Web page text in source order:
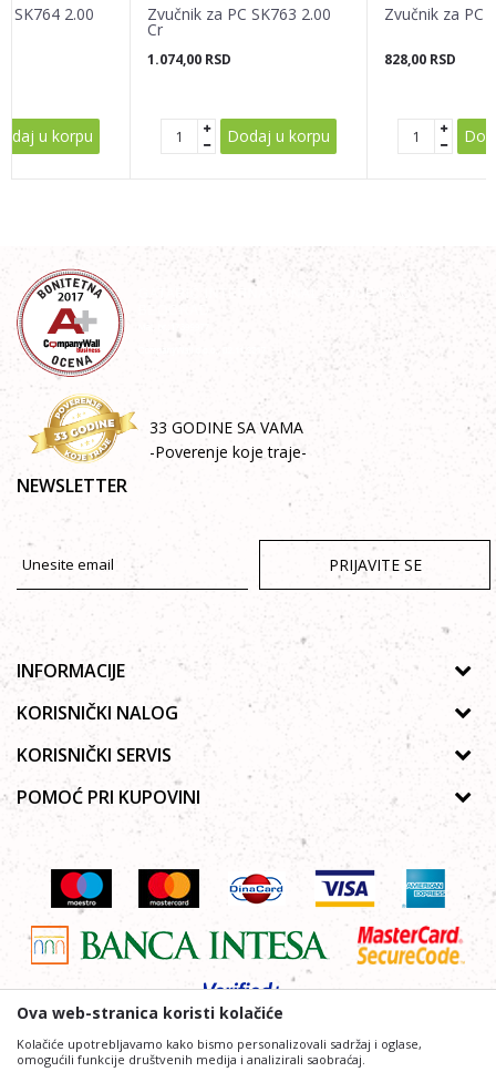
POŠALJI
SK764 2.00
u korpu
Zvučnik za PC SK763 2.00
Cr
1.074,00 RSD
Dodaj u korpu
Zvučnik za PC
828,00 RSD
33 GODINE SA VAMA
-Poverenje koje traje-
NEWSLETTER
PRIJAVITE SE
INFORMACIJE
O nama
Galerija
Saradnja
KORISNIČKI NALOG
Uputsvo za registraciju
Zaboravljena lozinka
Moja korpa
KORISNIČKI SERVIS
Politika privatnosti
Autorska prava
Uslovi korišćenja
Uslovi isporuke
Reklamacije
Povraćaj sredstava
POMOĆ PRI KUPOVINI
Kako kupiti Online
Poručivanje telefonom ili e-mailom
Najčešća pitanja
Ova web-stranica koristi kolačiće
Kolačiće upotrebljavamo kako bismo personalizovali sadržaj i oglase,
omogućili funkcije društvenih medija i analizirali saobraćaj.